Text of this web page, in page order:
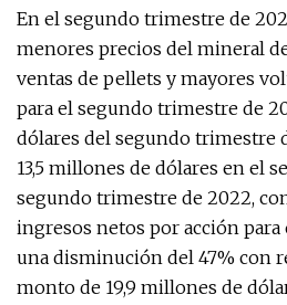
En el segundo trimestre de
menores precios del mineral
ventas de pellets y mayores
para el segundo trimestre de
dólares del segundo trimestre
13,5 millones de dólares en el
segundo trimestre de 2022,
ingresos netos por acción
una disminución del 47% con
monto de 19,9 millones de